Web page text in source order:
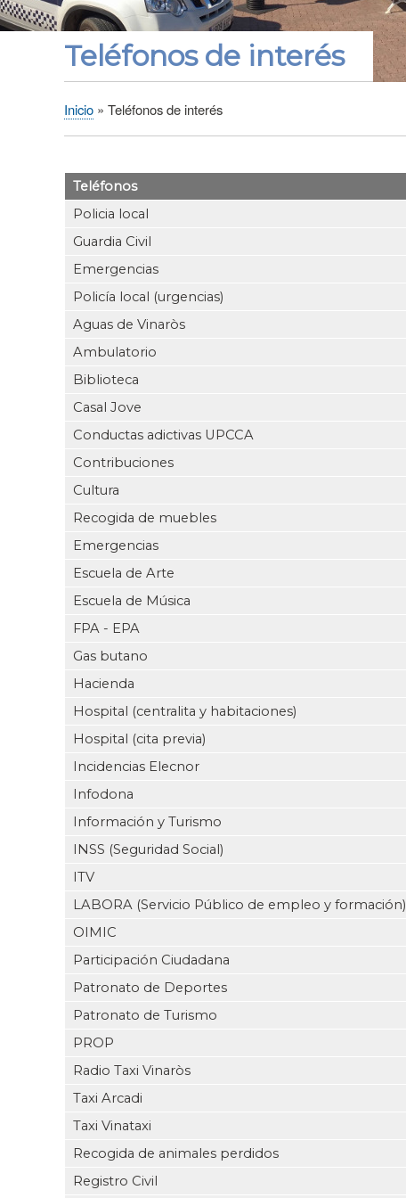
Teléfonos de interés
Sobrescribir
de
ayuda
la
navegación
Inicio Teléfonos de interés
Teléfonos
Policia local
Guardia Civil
Emergencias
Policía local (urgencias)
Aguas de Vinaròs
Ambulatorio
Biblioteca
Casal Jove
Conductas adictivas UPCCA
Contribuciones
Cultura
Recogida de muebles
Emergencias
Escuela de Arte
Escuela de Música
FPA - EPA
Gas butano
Hacienda
Hospital (centralita y habitaciones)
Hospital (cita previa)
Incidencias Elecnor
Infodona
Información y Turismo
INSS (Seguridad Social)
ITV
LABORA (Servicio Público de empleo y formación)
OIMIC
Participación Ciudadana
Patronato de Deportes
Patronato de Turismo
PROP
Radio Taxi Vinaròs
Taxi Arcadi
Taxi Vinataxi
Recogida de animales perdidos
Registro Civil